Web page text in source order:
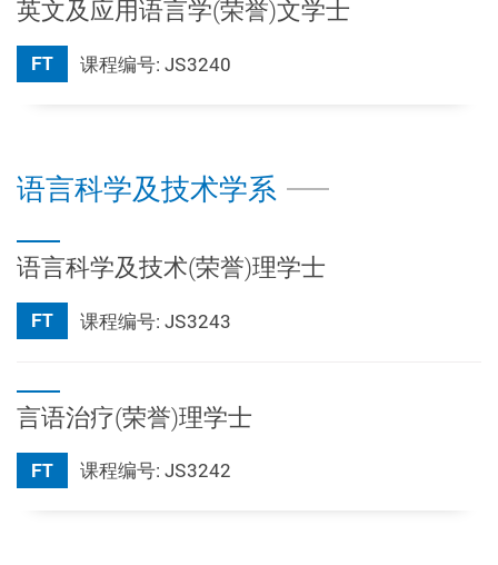
英文及应用语言学(荣誉)文学士
FT 课程编号: JS3240
语言科学及技术学系
语言科学及技术(荣誉)理学士
FT 课程编号: JS3243
言语治疗(荣誉)理学士
FT 课程编号: JS3242